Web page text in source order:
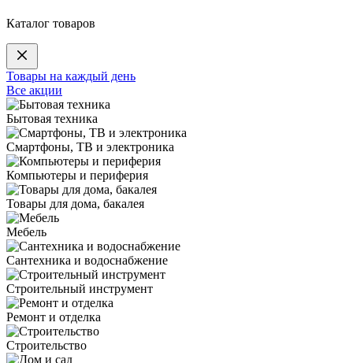
Каталог товаров
Товары на каждый день
Все акции
Бытовая техника
Смартфоны, ТВ и электроника
Компьютеры и периферия
Товары для дома, бакалея
Мебель
Сантехника и водоснабжение
Строительный инструмент
Ремонт и отделка
Строительство